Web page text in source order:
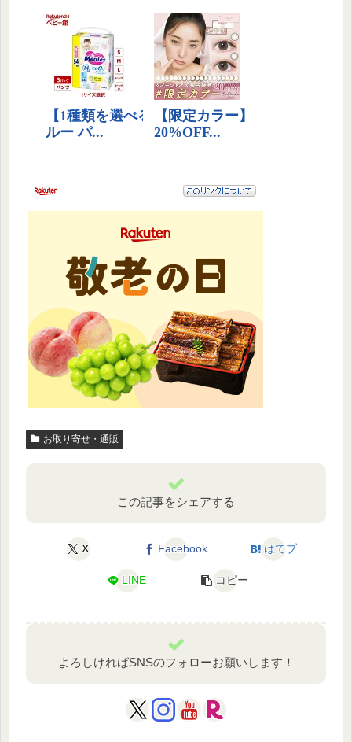
お取り寄せ・通販
この記事をシェアする
X Facebook はてブ
LINE コピー
よろしければSNSのフォローお願いします！